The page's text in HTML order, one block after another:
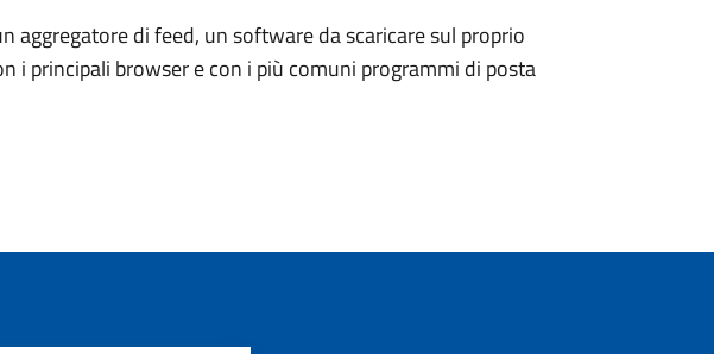
aggregatore di feed, un software da scaricare sul proprio
i principali browser e con i più comuni programmi di posta